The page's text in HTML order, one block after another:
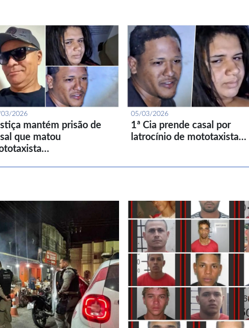
2026
mantém prisão de
que matou
05/03/2026
1ª Cia prende casal por
latrocínio de mototaxista…